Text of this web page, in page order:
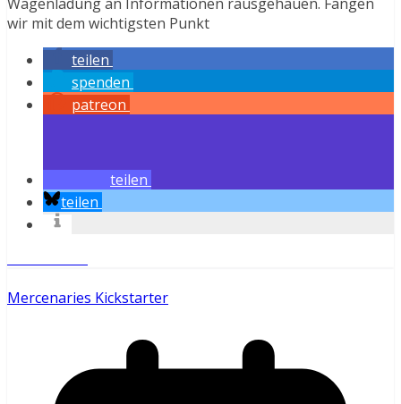
wir mit dem wichtigsten Punkt
teilen
spenden
patreon
teilen
teilen
Mercenaries Kickstarter